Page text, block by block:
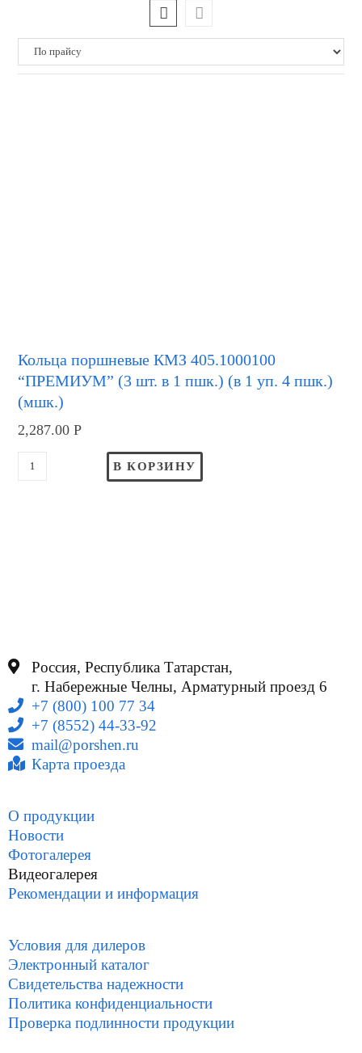
Кольца поршневые КМЗ 405.1000100
“ПРЕМИУМ” (3 шт. в 1 пшк.) (в 1 уп. 4 пшк.)
(мшк.)
2,287.00Р
В КОРЗИНУ
Россия, Республика Татарстан,
г. Набережные Челны, Арматурный проезд 6
+7 (800) 100 77 34
+7 (8552) 44-33-92
mail@porshen.ru
Карта проезда
О продукции
Новости
Фотогалерея
Видеогалерея
Рекомендации и информация
Условия для дилеров
Электронный каталог
Свидетельства надежности
Политика конфиденциальности
Проверка подлинности продукции